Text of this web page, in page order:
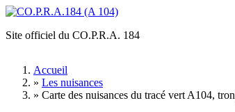
Aller au contenu principal
CO.P.R.A.184
(A 104)
Site officiel du CO.P.R.A. 184
Vous êtes ici
Accueil
» Les nuisances
» Carte des nuisances du tracé vert A104,